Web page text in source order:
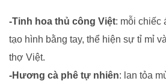
-Tinh hoa thủ công Việt: mỗi chiếc
tạo hình bằng tay, thể hiện sự tỉ mỉ
thợ Việt.
-Hương cà phê tự nhiên: lan tỏa